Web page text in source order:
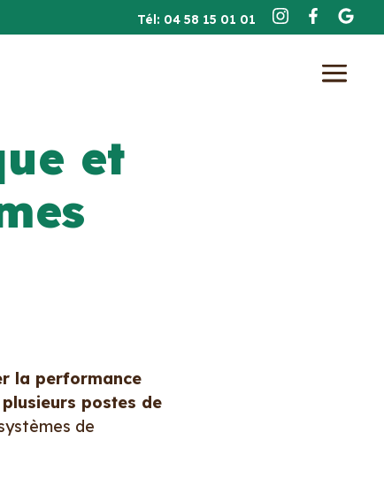
Tél: 04 58 15 01 01
et
la performance
plusieurs postes de
de